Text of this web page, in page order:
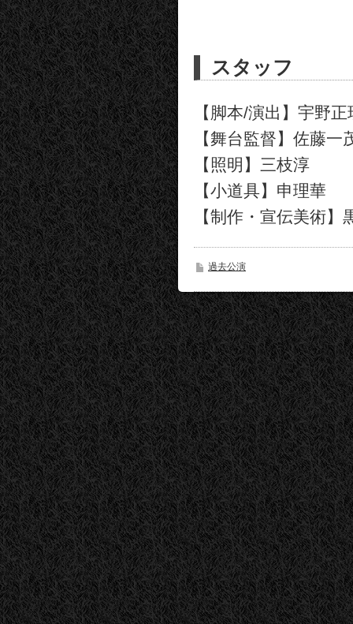
スタッフ
【脚本/演出】宇野正
【舞台監督】佐藤一
【照明】三枝淳
【小道具】申理華
【制作・宣伝美術】
過去公演